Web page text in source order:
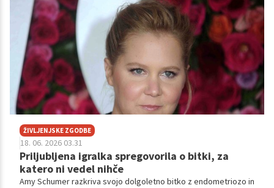
ŽIVLJENJSKE ZGODBE
18. 06. 2026 03.31
Priljubljena igralka spregovorila o bitki, za
katero ni vedel nihče
Amy Schumer razkriva svojo dolgoletno bitko z endometriozo in